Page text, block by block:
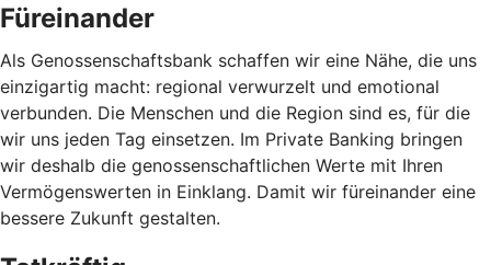
Füreinander
Als Genossenschaftsbank schaffen wir eine Nähe, die uns
einzigartig macht: regional verwurzelt und emotional
verbunden. Die Menschen und die Region sind es, für die
wir uns jeden Tag einsetzen. Im Private Banking bringen
wir deshalb die genossenschaftlichen Werte mit Ihren
Vermögenswerten in Einklang. Damit wir füreinander eine
bessere Zukunft gestalten.